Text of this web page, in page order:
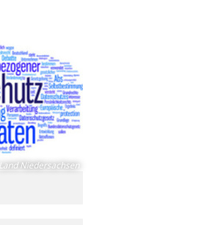
Land Niedersachsen